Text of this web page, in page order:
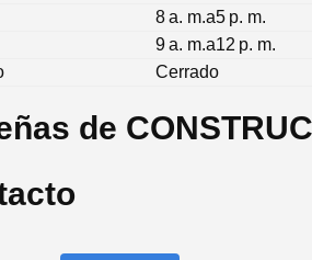
8 a. m.a5 p. m.
9 a. m.a12 p. m.
Cerrado
de